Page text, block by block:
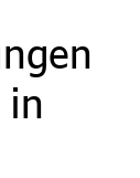
in